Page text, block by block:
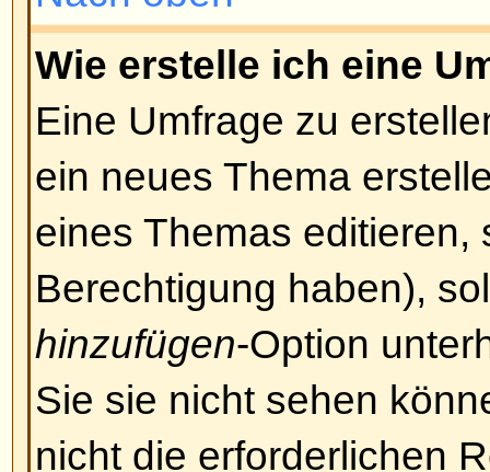
passieren, dass ein Beitrag
unübersichtlich wird. Ein
entschließen, den Beitrag zu
komplett zu löschen.
Nach oben
Darf ich Bilder einfügen?
Bilder können tatsächlich im
Allerdings gibt es noch keine
auf das Board hochzuladen.
einem bestehenden Bild
einem für die Öffentlichkeit